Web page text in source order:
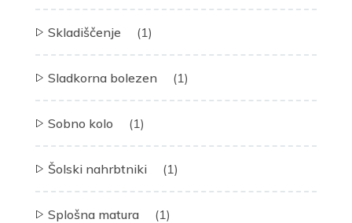
Skladiščenje (1)
Sladkorna bolezen (1)
Sobno kolo (1)
Šolski nahrbtniki (1)
Splošna matura (1)